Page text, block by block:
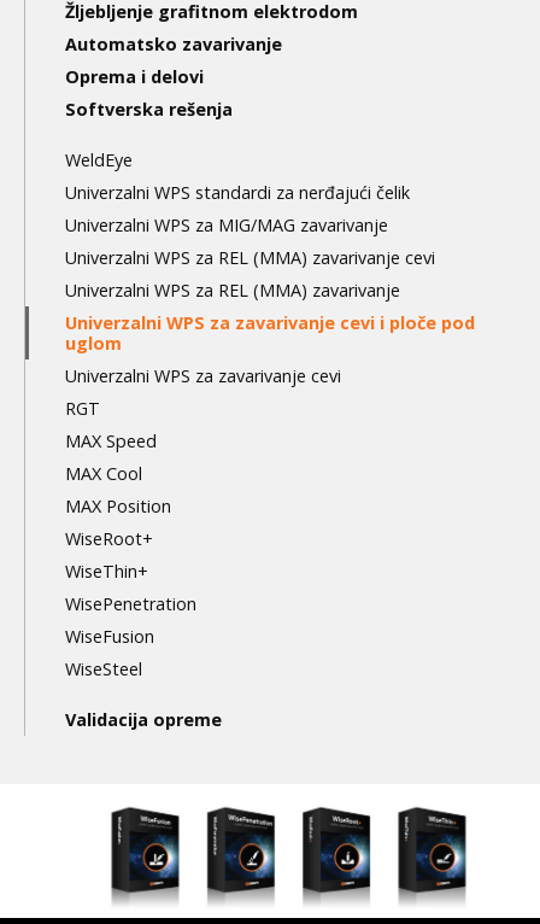
level
Žljebljenje grafitnom elektrodom
Automatsko zavarivanje
Oprema i delovi
Softverska rešenja
WeldEye
Univerzalni WPS standardi za nerđajući čelik
Univerzalni WPS za MIG/MAG zavarivanje
Univerzalni WPS za REL (MMA) zavarivanje cevi
Univerzalni WPS za REL (MMA) zavarivanje
Univerzalni WPS za zavarivanje cevi i ploče pod
uglom
Univerzalni WPS za zavarivanje cevi
RGT
MAX Speed
MAX Cool
MAX Position
WiseRoot+
WiseThin+
WisePenetration
WiseFusion
WiseSteel
Validacija opreme